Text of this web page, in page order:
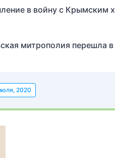
в войну с Крымским
митрополия перешла
2020